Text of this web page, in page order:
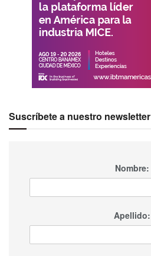
Suscríbete a nuestro newsletter
Nombre:
Apellido: